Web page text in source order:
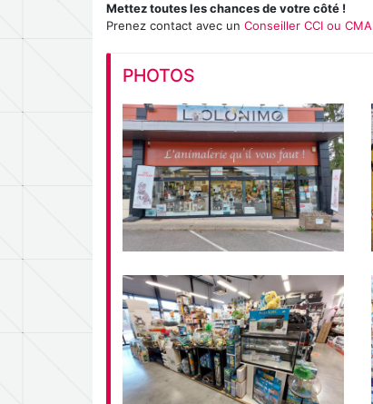
Mettez toutes les chances de votre côté !
Prenez contact avec un Conseiller CCI ou CMA
PHOTOS